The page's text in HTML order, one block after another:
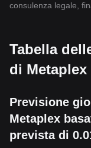
consulenza legale,
Tabella
di
Previsione
Metaplex
prevista di